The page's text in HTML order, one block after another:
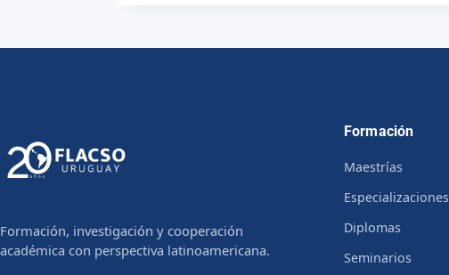
Formación, investigación y cooperación
académica con perspectiva latinoamericana.
Formación
Maestrías
Especializaciones
Diplomas
Seminarios